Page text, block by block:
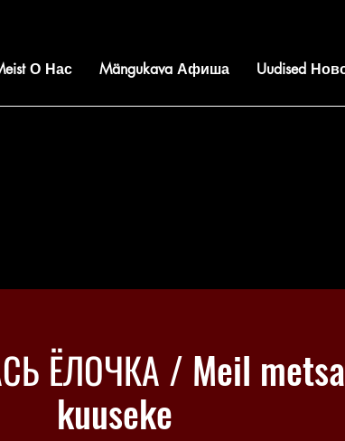
О Нас Mängukava Афиша Uudised
ЁЛОЧКА / Meil
kuuseke